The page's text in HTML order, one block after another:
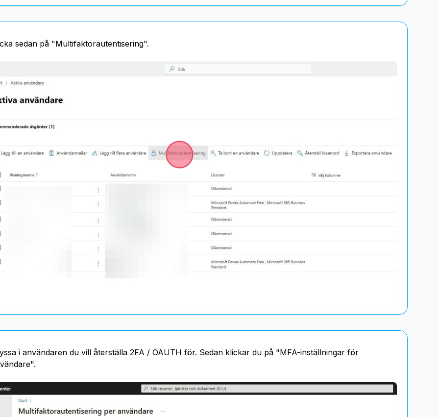
sedan på "Multifaktorautentisering".
i användaren du vill återställa 2FA / OAUTH för. Sedan klickar du på "MFA-inställningar för